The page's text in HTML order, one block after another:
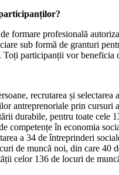
formare profesională
sub formă de granturi
Toți participanții vor beneficia
recrutarea și
antreprenoriale prin cursuri
durabile, pentru toate cele
competențe în economia
a 34 de întreprinderi
de muncă noi, din care 40
celor 136 de locuri de